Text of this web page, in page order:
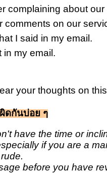
complaining about our
comments on our
I said in my email.
in my email.
your thoughts on
ดกันบ่อย ๆ
have the time or
if you are a
before you have